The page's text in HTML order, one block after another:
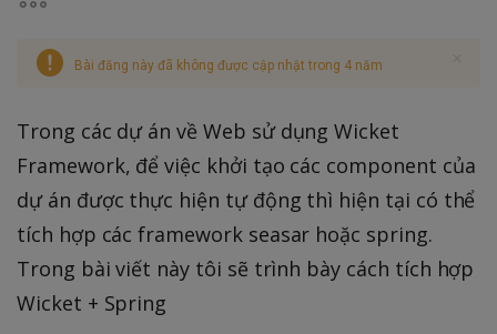
Bài đăng này đã không được cập nhật trong 4 năm
Trong các dự án về Web sử dụng Wicket
Framework, để việc khởi tạo các component của
dự án được thực hiện tự động thì hiện tại có thể
tích hợp các framework seasar hoặc spring.
Trong bài viết này tôi sẽ trình bày cách tích hợp
Wicket + Spring